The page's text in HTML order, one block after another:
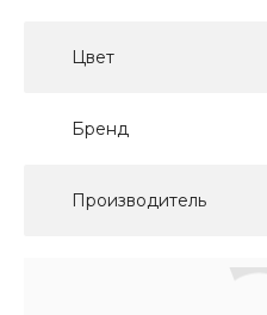
Цвет
Бренд
Производитель